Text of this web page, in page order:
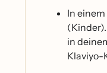
In
in
Klaviyo-